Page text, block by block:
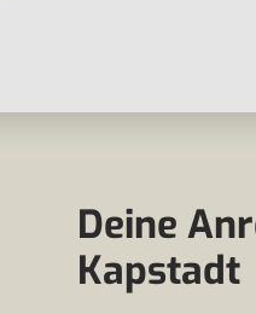
Deine
Kapstadt